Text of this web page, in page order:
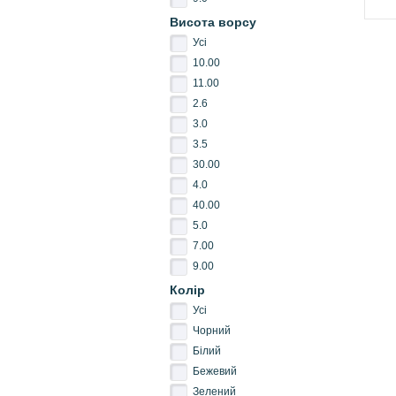
Висота ворсу
Усі
10.00
11.00
2.6
3.0
3.5
30.00
4.0
40.00
5.0
7.00
9.00
Колір
Усі
Чорний
Білий
Бежевий
Зелений